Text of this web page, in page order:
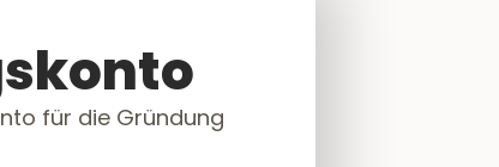
für die Gründung